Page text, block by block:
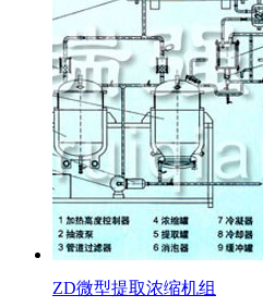
ZD微型提取浓缩机组